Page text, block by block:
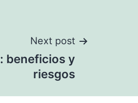
Next post
: beneficios y
riesgos